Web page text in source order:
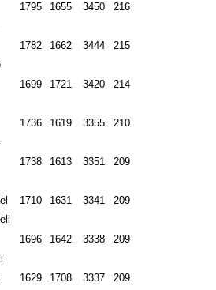
1795 1655 3450 216
1782 1662 3444 215
1699 1721 3420 214
1736 1619 3355 210
1738 1613 3351 209
1710 1631 3341 209
1696 1642 3338 209
1629 1708 3337 209